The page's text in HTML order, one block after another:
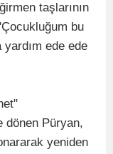
taşlarının
bu
ede ede
dönen Püryan,
yeniden